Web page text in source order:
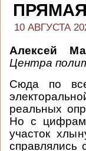
10 АВГУСТА
Алексей
Центра
Сюда по
реальных
Но с
участок
справлялись